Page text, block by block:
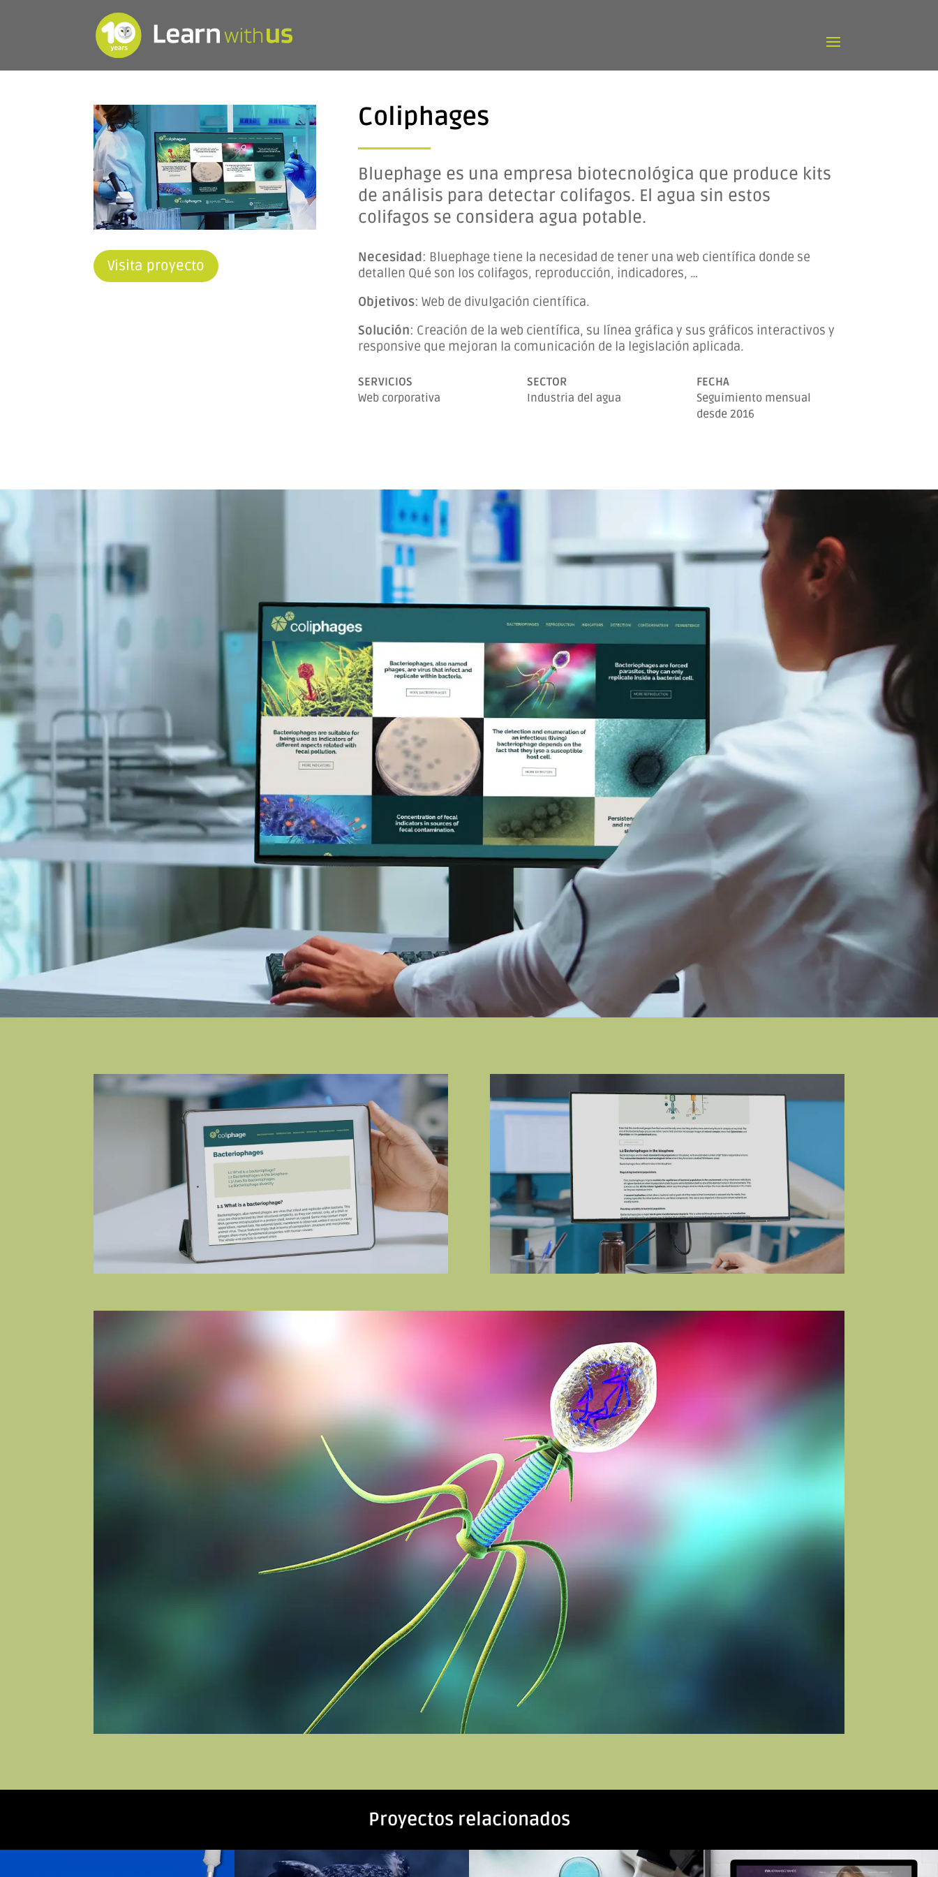
Visita proyecto
Coliphages
Bluephage es una empresa biotecnológica que produce kits
de análisis para detectar colifagos. El agua sin estos
colifagos se considera agua potable.
Necesidad: Bluephage tiene la necesidad de tener una web científica donde se
detallen Qué son los colifagos, reproducción, indicadores, …
Objetivos: Web de divulgación científica.
Solución: Creación de la web científica, su línea gráfica y sus gráficos interactivos y
responsive que mejoran la comunicación de la legislación aplicada.
SERVICIOS
Web corporativa
SECTOR
Industria del agua
FECHA
Seguimiento mensual
desde 2016
Proyectos relacionados